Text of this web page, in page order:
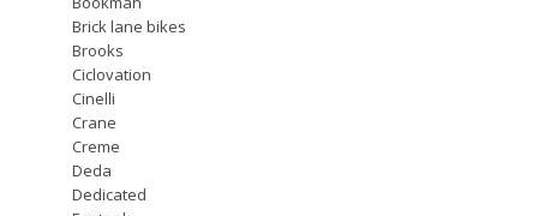
Brick lane bikes
Brooks
Ciclovation
Cinelli
Crane
Creme
Deda
Dedicated